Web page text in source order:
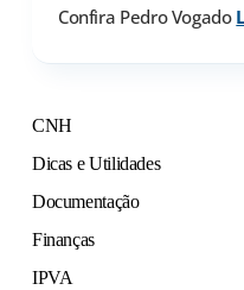
Confira Pedro Vogado
CNH
Dicas e Utilidades
Documentação
Finanças
IPVA